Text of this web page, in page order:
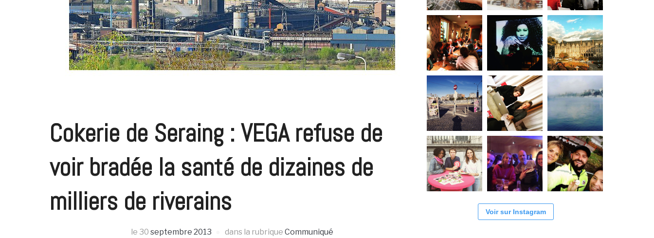
Cokerie de Seraing : VEGA refuse de
voir bradée la santé de dizaines de
milliers de riverains
le 30 septembre 2013 dans la rubrique Communiqué
Voir sur Instagram